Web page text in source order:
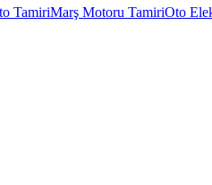
TamiriMarş Motoru TamiriOto